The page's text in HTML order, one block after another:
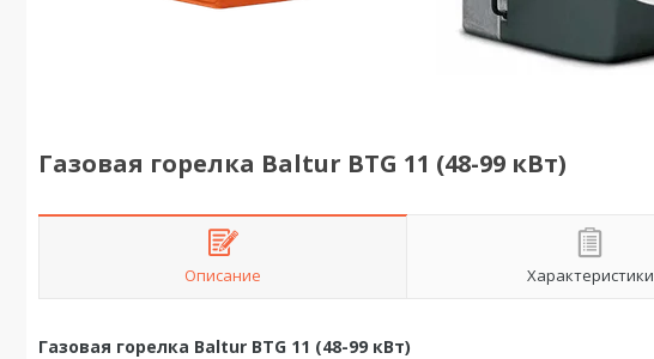
Газовая горелка Baltur BTG 11 (48-99 кВт)
Описание Характеристики
Газовая горелка Baltur BTG 11 (48-99 кВт)